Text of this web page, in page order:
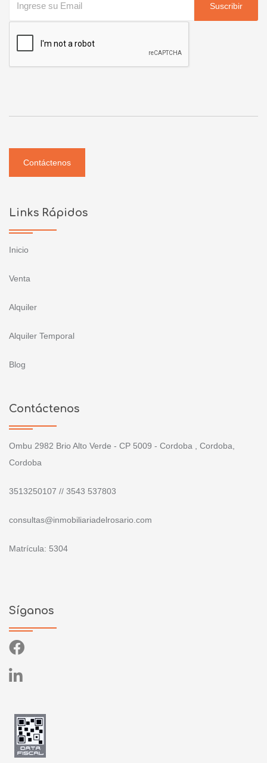
Suscribir
Contáctenos
Links Rápidos
Inicio
Venta
Alquiler
Alquiler Temporal
Blog
Contáctenos
Ombu 2982 Brio Alto Verde - CP 5009 - Cordoba , Cordoba,
Cordoba
3513250107 // 3543 537803
consultas@inmobiliariadelrosario.com
Matrícula: 5304
Síganos